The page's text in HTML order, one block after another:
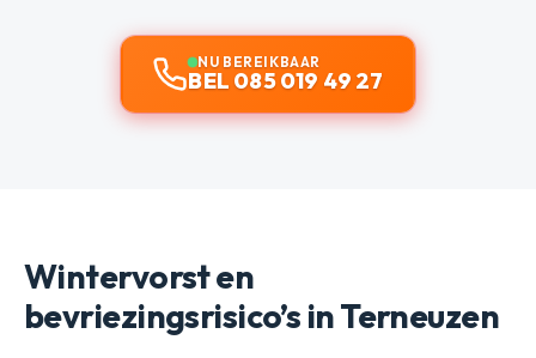
NU BEREIKBAAR
BEL 085 019 49 27
Wintervorst en
bevriezingsrisico’s in Terneuzen